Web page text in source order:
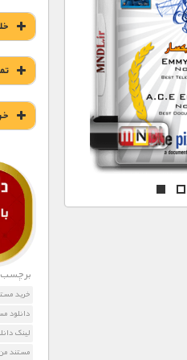
برچسب
خرید
دانلود
لینک
مستند